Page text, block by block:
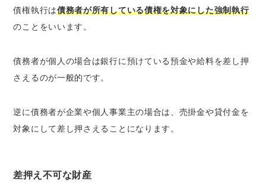
債権執行は債務者が所有している債権を対象にした強制執行
のことをいいます。
債務者が個人の場合は銀行に預けている預金や給料を差し押
さえるのが一般的です。
逆に債務者が企業や個人事業主の場合は、売掛金や貸付金を
対象にして差し押さえることになります。
差押え不可な財産